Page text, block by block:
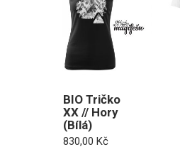
BIO Tričko
XX // Hory
(Bílá)
830,00 Kč